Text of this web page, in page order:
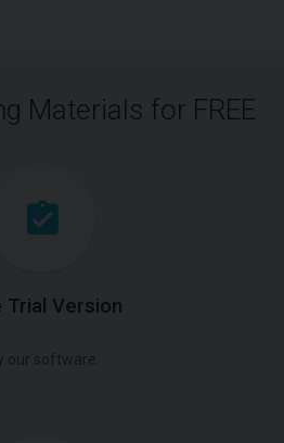
Materials for FREE
Trial Version
our software.